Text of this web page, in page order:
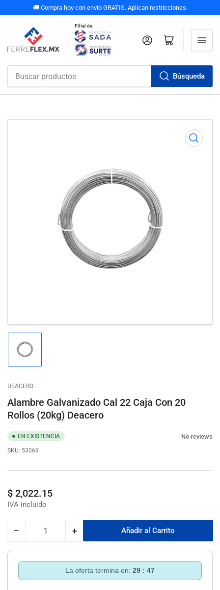
🚚 Compra hoy con envío GRATIS. Aplican restricciones.
Filial de
Búsqueda
Iniciar sesiónAbrir carrito pequeño
modal
Cargar
1
la
vista
de
galería
DEACERO
Alambre Galvanizado Cal 22 Caja Con 20
Rollos (20kg) Deacero
EN EXISTENCIA
SKU: 53069
No reviews
Precio
regular
$ 2,022.15
− Reducir
Alambre
Galvanizado
Cantidad +Aumentar
Alambre
Añadir al Carrito
La oferta termina en: 29 : 46